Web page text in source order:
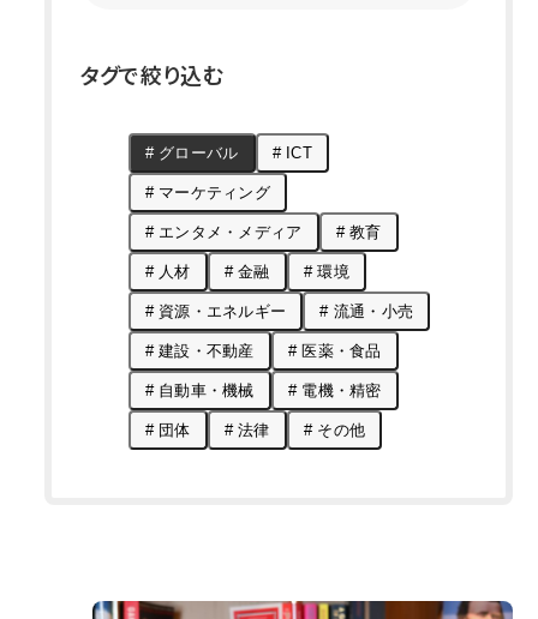
タグで絞り込む
# グローバル # ICT
# マーケティング
# エンタメ・メディア # 教育
# 人材 # 金融 # 環境
# 資源・エネルギー # 流通・小売
# 建設・不動産 # 医薬・食品
# 自動車・機械 # 電機・精密
# 団体 # 法律 # その他